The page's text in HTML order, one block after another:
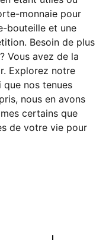
monnaie pour
bouteille et une
Besoin de plus
Vous avez de la
Explorez notre
nos tenues
nous en avons
certains que
de votre vie pour